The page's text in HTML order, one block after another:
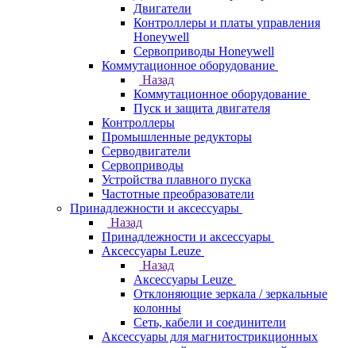
Двигатели
Контроллеры и платы управления
Honeywell
Сервоприводы Honeywell
Коммутационное оборудование
Назад
Коммутационное оборудование
Пуск и защита двигателя
Контроллеры
Промышленные редукторы
Серводвигатели
Сервоприводы
Устройства плавного пуска
Частотные преобразователи
Принадлежности и аксессуары
Назад
Принадлежности и аксессуары
Аксессуары Leuze
Назад
Аксессуары Leuze
Отклоняющие зеркала / зеркальные
колонны
Сеть, кабели и соединители
Аксессуары для магнитострикционных